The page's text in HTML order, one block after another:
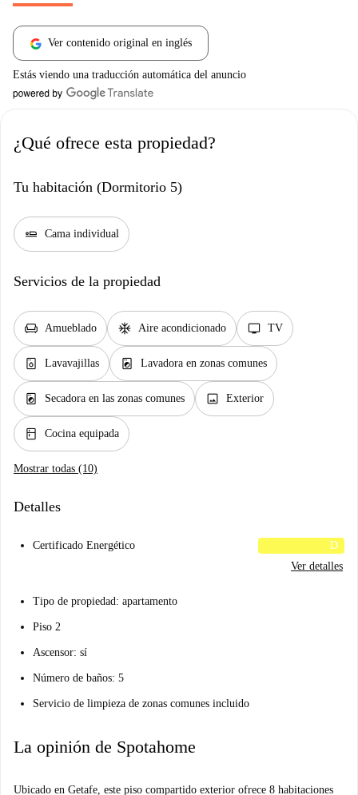
Ver contenido original en inglés
Estás viendo una traducción automática del anuncio
¿Qué ofrece esta propiedad?
Tu habitación (Dormitorio 5)
airline_seat_flat Cama individual
Servicios de la propiedad
chair Amueblado ac_unit Aire acondicionado tv TV
dishwasher_gen Lavavajillas local_laundry_service Lavadora en zonas comunes
local_laundry_service Secadora en las zonas comunes image Exterior
kitchen Cocina equipada
Mostrar todas (10)
Detalles
Certificado Energético
D
Ver detalles
Tipo de propiedad: apartamento
Piso 2
Ascensor: sí
Número de baños: 5
Servicio de limpieza de zonas comunes incluido
La opinión de Spotahome
Ubicado en Getafe, este piso compartido exterior ofrece 8 habitaciones